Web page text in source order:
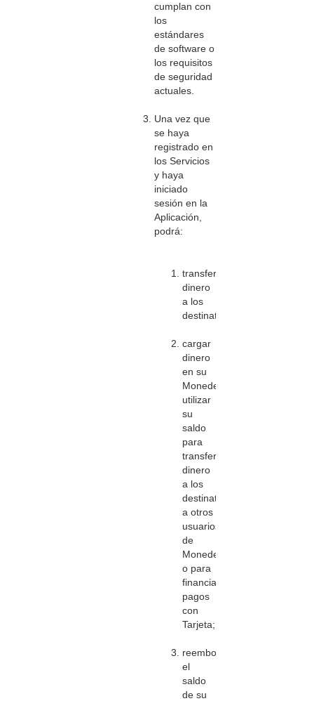
cumplan con
los
estándares
de software o
los requisitos
de seguridad
actuales.
Una vez que
se haya
registrado en
los Servicios
y haya
iniciado
sesión en la
Aplicación,
podrá:
transferir
dinero
a los
destinatarios;
cargar
dinero
en su
Monedero,
utilizar
su
saldo
para
transferir
dinero
a los
destinatarios,
a otros
usuarios
de
Monedero
o para
financiar
pagos
con
Tarjeta;
reembolsar
el
saldo
de su